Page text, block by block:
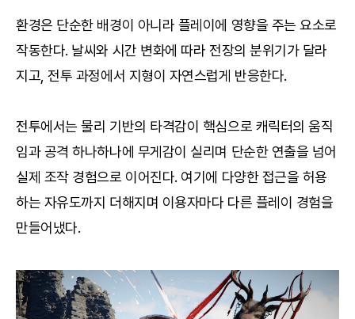
환경은 단순한 배경이 아니라 플레이에 영향을 주는 요소로
작동한다. 날씨와 시간 변화에 따라 전장의 분위기가 달라
지고, 전투 과정에서 지형이 자연스럽게 반응한다.
전투에서는 물리 기반의 타격감이 핵심으로 캐릭터의 움직
임과 공격 하나하나에 무게감이 실리며 단순한 연출을 넘어
실제 조작 경험으로 이어진다. 여기에 다양한 접근을 허용
하는 자유도까지 더해지며 이용자마다 다른 플레이 경험을
만들어냈다.